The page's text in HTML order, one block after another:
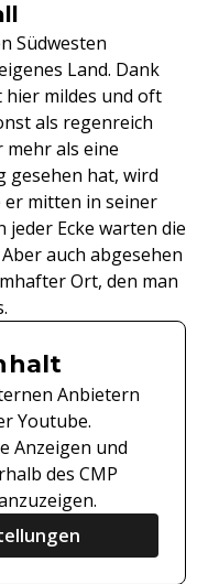
Südwesten
Land. Dank
hier mildes und oft
als regenreich
als eine
gesehen hat, wird
er mitten in seiner
jeder Ecke warten die
auch abgesehen
Ort, den man
Anbietern
Youtube.
Anzeigen und
des CMP